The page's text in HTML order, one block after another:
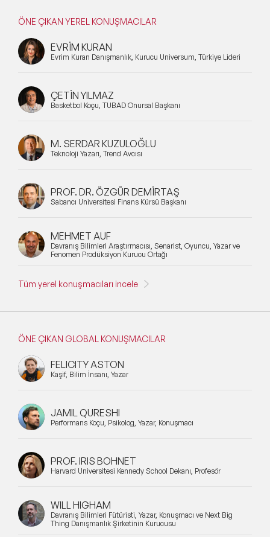
ÖNE ÇIKAN YEREL KONUŞMACILAR
EVRİM KURAN
Evrim Kuran Danışmanlık, Kurucu Universum, Türkiye Lideri
ÇETİN YILMAZ
Basketbol Koçu, TÜBAD Onursal Başkanı
M. SERDAR KUZULOĞLU
Teknoloji Yazarı, Trend Avcısı
PROF. DR. ÖZGÜR DEMİRTAŞ
Sabancı Üniversitesi Finans Kürsü Başkanı
MEHMET AUF
Davranış Bilimleri Araştırmacısı, Senarist, Oyuncu, Yazar ve
Fenomen Prodüksiyon Kurucu Ortağı
Tüm yerel konuşmacıları incele
ÖNE ÇIKAN GLOBAL KONUŞMACILAR
FELICITY ASTON
Kaşif, Bilim İnsanı, Yazar
JAMIL QURESHI
Performans Koçu, Psikolog, Yazar, Konuşmacı
PROF. IRIS BOHNET
Harvard Üniversitesi Kennedy School Dekanı, Profesör
WILL HIGHAM
Davranış Bilimleri Fütüristi, Yazar, Konuşmacı ve Next Big
Thing Danışmanlık Şirketinin Kurucusu